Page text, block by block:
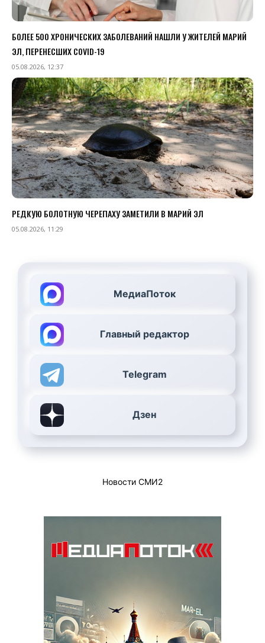
БОЛЕЕ 500 ХРОНИЧЕСКИХ ЗАБОЛЕВАНИЙ НАШЛИ У ЖИТЕЛЕЙ МАРИЙ
ЭЛ, ПЕРЕНЕСШИХ COVID-19
05.08.2026, 12:37
РЕДКУЮ БОЛОТНУЮ ЧЕРЕПАХУ ЗАМЕТИЛИ В МАРИЙ ЭЛ
05.08.2026, 11:29
МедиаПоток
Главный редактор
Telegram
Дзен
Новости СМИ2